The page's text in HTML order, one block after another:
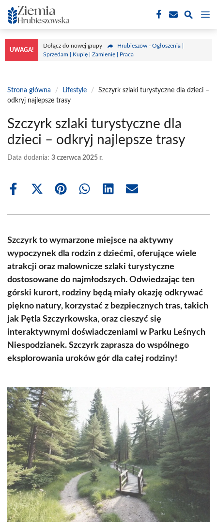
Przejdź
do
treści
UWAGA!
Dołącz do nowej grupy
Hrubieszów - Ogłoszenia |
Sprzedam | Kupię | Zamienię | Praca
Strona główna / Lifestyle /
Szczyrk szlaki turystyczne dla dzieci –
odkryj najlepsze trasy
Szczyrk szlaki turystyczne dla
dzieci – odkryj najlepsze trasy
Data dodania: 3 czerwca 2025 r.
Share
Share
(Twitter)
Share Share Share Share
Szczyrk to wymarzone miejsce na aktywny
wypoczynek dla rodzin z dziećmi, oferujące wiele
atrakcji oraz malownicze szlaki turystyczne
dostosowane do najmłodszych. Odwiedzając ten
górski kurort, rodziny będą miały okazję odkrywać
piękno natury, korzystać z bezpiecznych tras, takich
jak Pętla Szczyrkowska, oraz cieszyć się
interaktywnymi doświadczeniami w Parku Leśnych
Niespodzianek. Szczyrk zaprasza do wspólnego
eksplorowania uroków gór dla całej rodziny!